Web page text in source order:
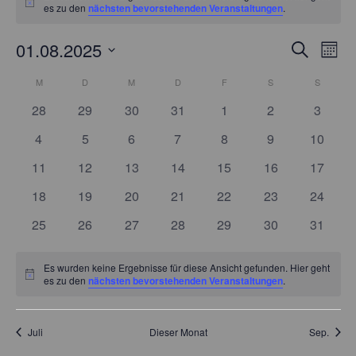
Hinweises zu dennächsten bevorstehenden Veranstaltungen.
Suche
und
Suche
01.08.2025
wählen.
Kalender
von
Veranstaltungen
M D DIENSTAGM MITTWOCH
D DONNERSTAG
F S S
0
28
0
29
0
30
0
31
0
1
0
2
0
3
0
4
0
5
0
6
0
7
0
8
0
9
0
10
0
11
0
12
0
13
0
14
0
15
0
16
0
17
0
18
0
19
0
20
0
21
0
22
0
23
0
24
0
25
0
26
0
27
0
28
0
29
0
30
0
31
Hinweis
Es wurden keine Ergebnisse für diese Ansicht gefunden. Hier geht
es zu dennächsten bevorstehenden Veranstaltungen.
Juli Dieser Monat Sep.